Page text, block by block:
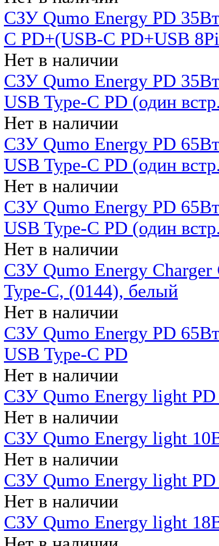
СЗУ Qumo Energy PD
C PD+(USB-C PD+USB
Нет в наличии
СЗУ Qumo Energy PD
USB Type-C PD (один
Нет в наличии
СЗУ Qumo Energy PD
USB Type-C PD (один
Нет в наличии
СЗУ Qumo Energy PD
USB Type-C PD (один
Нет в наличии
СЗУ Qumo Energy
Type-C, (0144), белый
Нет в наличии
СЗУ Qumo Energy PD
USB Type-C PD
Нет в наличии
СЗУ Qumo Energy light
Нет в наличии
СЗУ Qumo Energy light
Нет в наличии
СЗУ Qumo Energy light
Нет в наличии
СЗУ Qumo Energy light